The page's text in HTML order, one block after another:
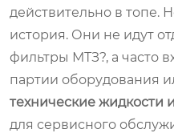
действительно в топе.
история. Они не идут
фильтры МТЗ?, а часто
партии оборудования
технические
для сервисного